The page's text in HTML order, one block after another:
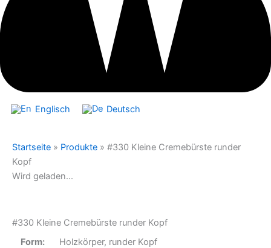
Englisch Deutsch
Startseite » Produkte » #330 Kleine Cremebürste runder
Kopf
Wird geladen...
#330 Kleine Cremebürste runder Kopf
Form: Holzkörper, runder Kopf